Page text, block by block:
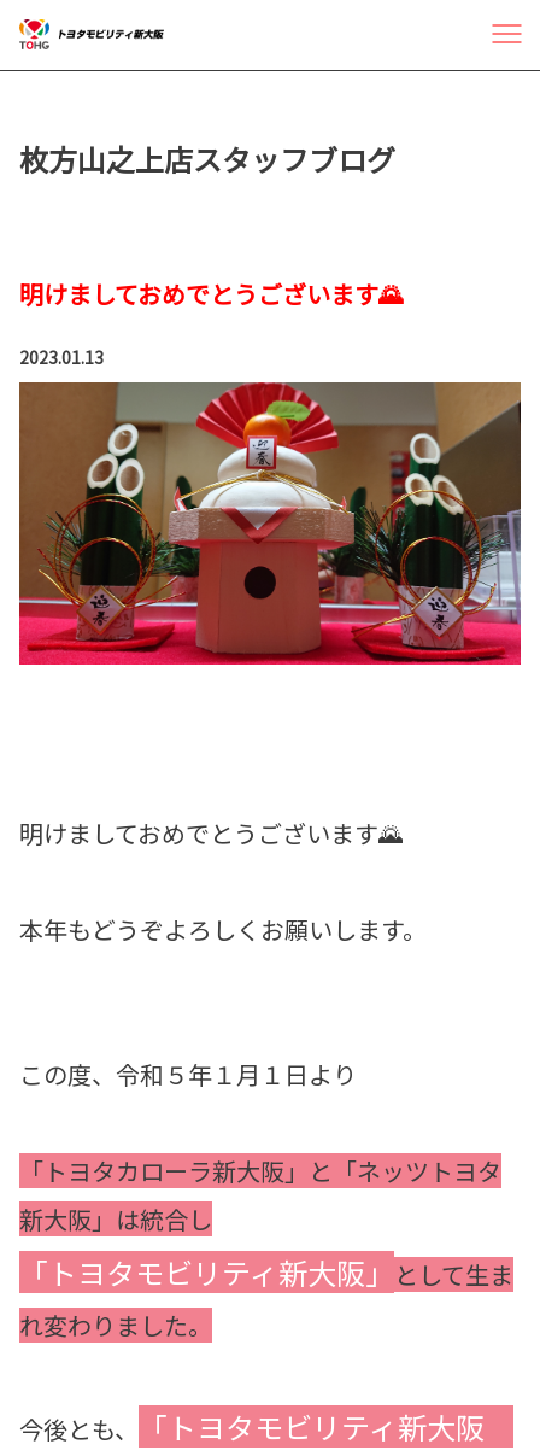
枚方山之上店スタッフブログ
明けましておめでとうございます🌄
2023.01.13
明けましておめでとうございます🌄
本年もどうぞよろしくお願いします。
この度、令和５年１月１日より
「トヨタカローラ新大阪」と「ネッツトヨタ
新大阪」は統合し
「トヨタモビリティ新大阪」
として生ま
れ変わりました。
今後とも、
「トヨタモビリティ新大阪